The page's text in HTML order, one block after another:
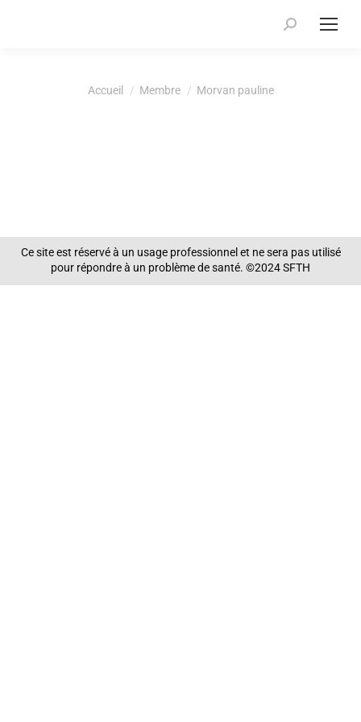
Recherche
Accueil Membre Morvan pauline
Ce site est réservé à un usage professionnel et ne sera pas utilisé
pour répondre à un problème de santé. ©2024 SFTH